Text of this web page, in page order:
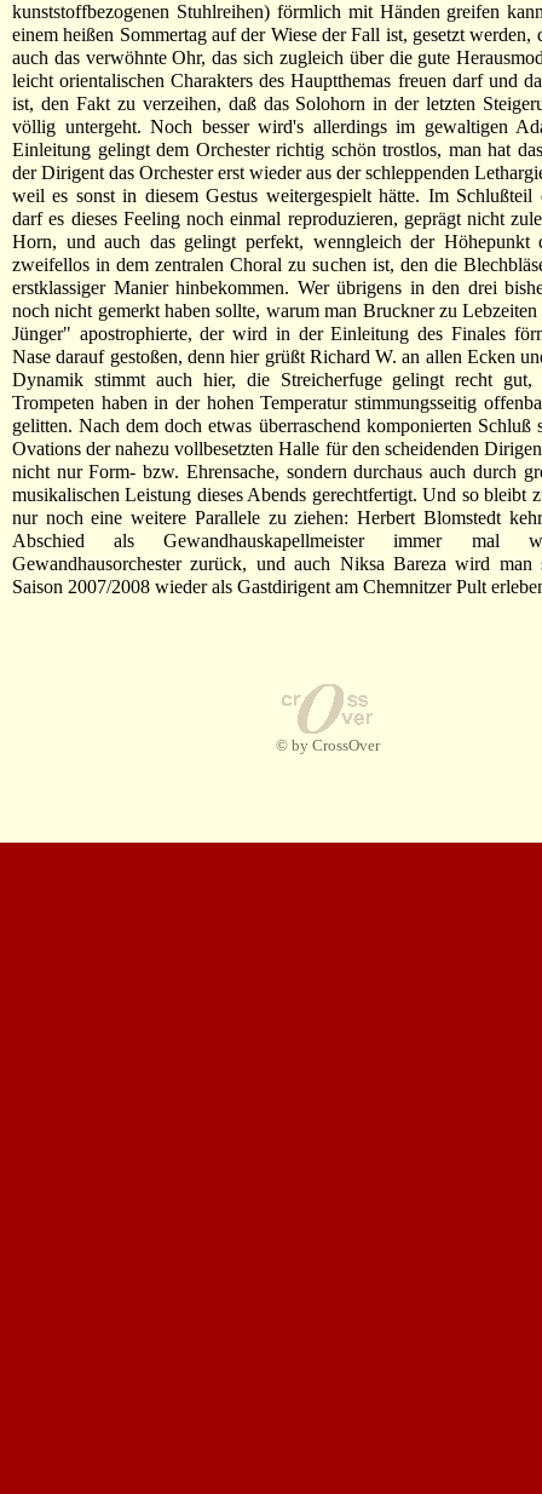
kunststoffbezogenen Stuhlreihen) förmlich mit Händen greifen
einem heißen Sommertag auf der Wiese der Fall ist, gesetzt werden,
auch das verwöhnte Ohr, das sich zugleich über die gute
leicht orientalischen Charakters des Hauptthemas freuen darf und
ist, den Fakt zu verzeihen, daß das Solohorn in der letzten
völlig untergeht. Noch besser wird's allerdings im gewaltigen
Einleitung gelingt dem Orchester richtig schön trostlos, man hat
der Dirigent das Orchester erst wieder aus der schleppenden
weil es sonst in diesem Gestus weitergespielt hätte. Im Schlußteil
darf es dieses Feeling noch einmal reproduzieren, geprägt nicht
Horn, und auch das gelingt perfekt, wenngleich der Höhepunkt
zweifellos in dem zentralen Choral zu suchen ist, den die
erstklassiger Manier hinbekommen. Wer übrigens in den drei
noch nicht gemerkt haben sollte, warum man Bruckner zu
Jünger" apostrophierte, der wird in der Einleitung des Finales
Nase darauf gestoßen, denn hier grüßt Richard W. an allen Ecken
Dynamik stimmt auch hier, die Streicherfuge gelingt recht
Trompeten haben in der hohen Temperatur stimmungsseitig
gelitten. Nach dem doch etwas überraschend komponierten Schluß
Ovations der nahezu vollbesetzten Halle für den scheidenden
nicht nur Form- bzw. Ehrensache, sondern durchaus auch durch
musikalischen Leistung dieses Abends gerechtfertigt. Und so bleibt
nur noch eine weitere Parallele zu ziehen: Herbert Blomstedt
Abschied als Gewandhauskapellmeister immer mal
Gewandhausorchester zurück, und auch Niksa Bareza wird
Saison 2007/2008 wieder als Gastdirigent am Chemnitzer Pult
© by CrossOver